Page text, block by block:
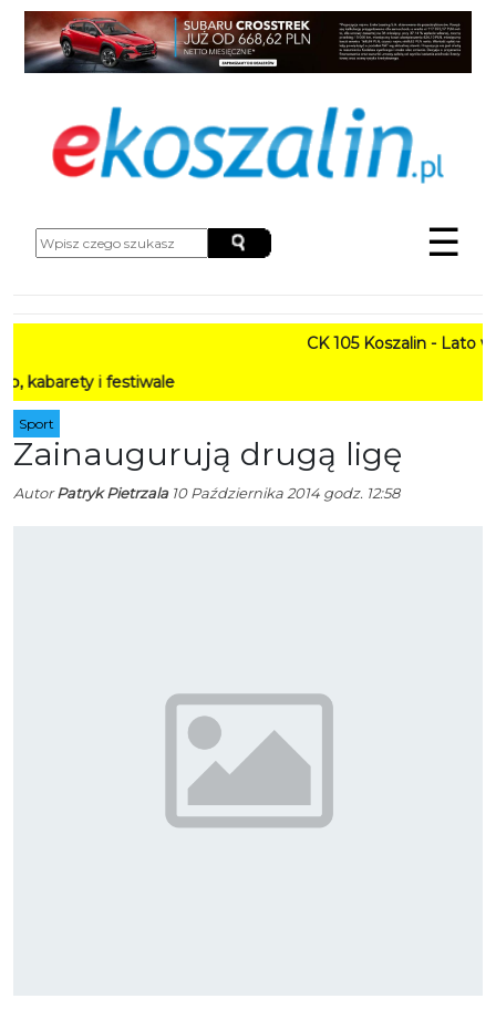
☰
CK 105 Koszalin - Lato w
i festiwale
Sport
Zainaugurują drugą ligę
AutorPatryk Pietrzala10 Października 2014 godz. 12:58